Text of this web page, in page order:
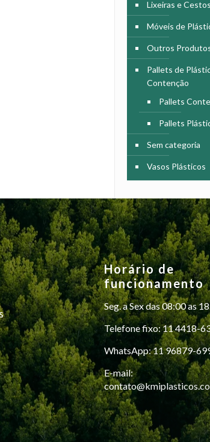
Lixeiras e
Móveis de
Outros
Pallets de
Contenção
Pallets
Pallets
Sem categoria
Vasos Plásticos
Horário de
funcionamento
Seg. a Sex das 08:00 as
Telefone fixo: 11 4418-
WhatsApp: 11 96879-
E-mail: